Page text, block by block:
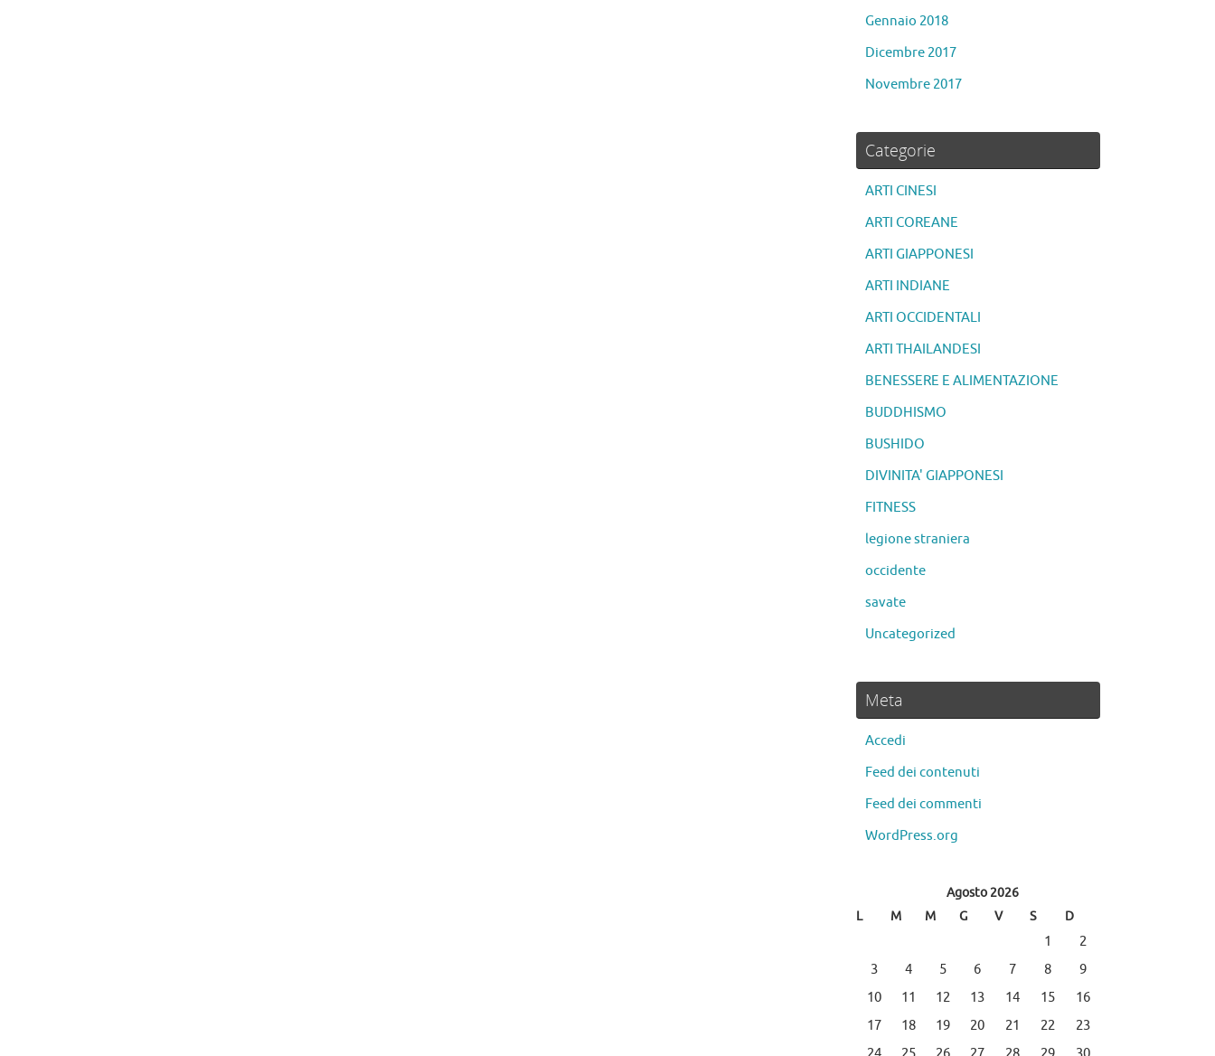
Gennaio 2018
Dicembre 2017
Novembre 2017
Categorie
ARTI CINESI
ARTI COREANE
ARTI GIAPPONESI
ARTI INDIANE
ARTI OCCIDENTALI
ARTI THAILANDESI
BENESSERE E ALIMENTAZIONE
BUDDHISMO
BUSHIDO
DIVINITA' GIAPPONESI
FITNESS
legione straniera
occidente
savate
Uncategorized
Meta
Accedi
Feed dei contenuti
Feed dei commenti
WordPress.org
Agosto 2026
L
M M G V S D
1
2
3
4 5 6 7 8
9
10
11 12 13 14 15
16
17
18 19 20 21 22
23